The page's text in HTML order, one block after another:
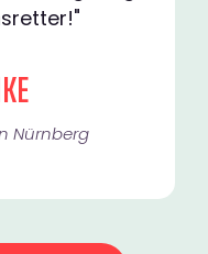
Nürnberg​